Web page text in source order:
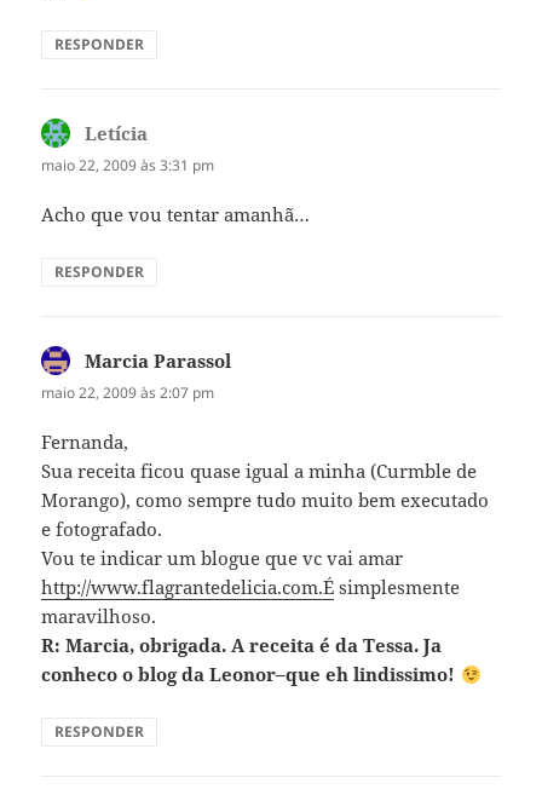
RESPONDER
Letícia
maio 22, 2009 às 3:31 pm
Acho que vou tentar amanhã…
RESPONDER
Marcia Parassol
maio 22, 2009 às 2:07 pm
Fernanda,
Sua receita ficou quase igual a minha (Curmble de
Morango), como sempre tudo muito bem executado
e fotografado.
Vou te indicar um blogue que vc vai amar
http://www.flagrantedelicia.com.É simplesmente
maravilhoso.
R: Marcia, obrigada. A receita é da Tessa. Ja
conheco o blog da Leonor–que eh lindissimo!
RESPONDER